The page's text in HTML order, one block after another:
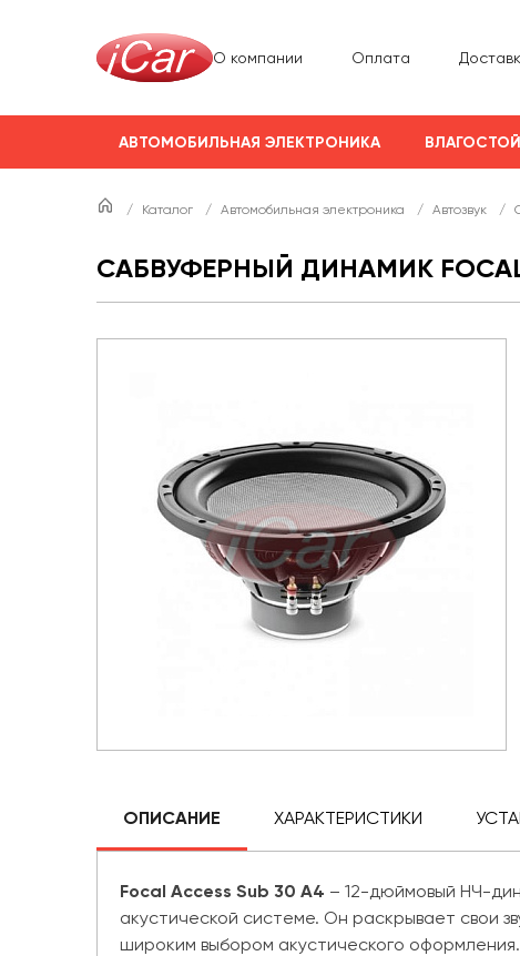
О компании Оплата
АВТОМОБИЛЬНАЯ ЭЛЕКТРОНИКА
/ Каталог / Автомобильная электроника / Автозвук /
САБВУФЕРНЫЙ ДИНАМИК FOCAL
ОПИСАНИЕ ХАРАКТЕРИСТИКИ
Focal Access Sub 30 A4 – 12-дюймовый НЧ-
акустической системе. Он раскрывает свои
широким выбором акустического